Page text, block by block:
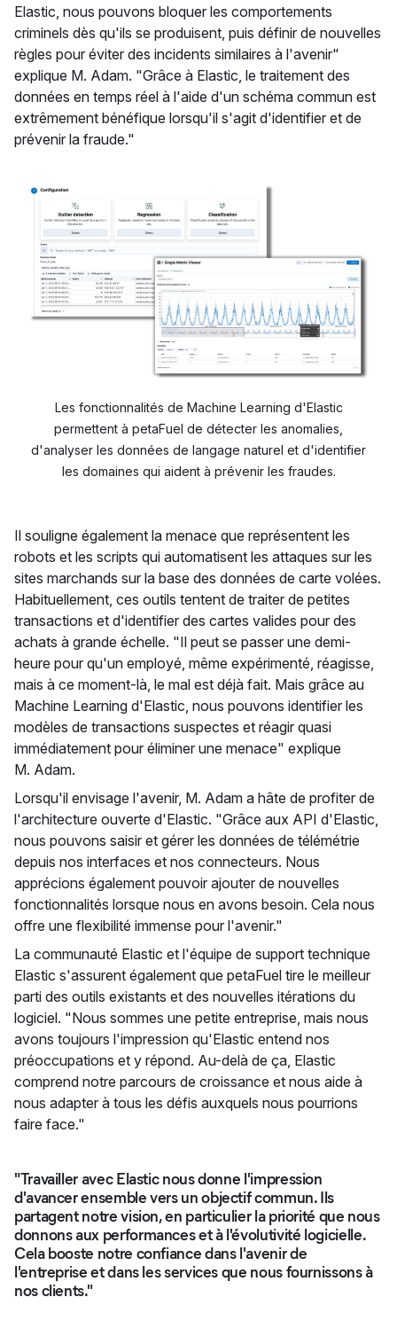
Elastic, nous pouvons bloquer les comportements
criminels dès qu'ils se produisent, puis définir de nouvelles
règles pour éviter des incidents similaires à l'avenir"
explique M. Adam. "Grâce à Elastic, le traitement des
données en temps réel à l'aide d'un schéma commun est
extrêmement bénéfique lorsqu'il s'agit d'identifier et de
prévenir la fraude."
Les fonctionnalités de Machine Learning d'Elastic
permettent à petaFuel de détecter les anomalies,
d'analyser les données de langage naturel et d'identifier
les domaines qui aident à prévenir les fraudes.
Il souligne également la menace que représentent les
robots et les scripts qui automatisent les attaques sur les
sites marchands sur la base des données de carte volées.
Habituellement, ces outils tentent de traiter de petites
transactions et d'identifier des cartes valides pour des
achats à grande échelle. "Il peut se passer une demi-
heure pour qu'un employé, même expérimenté, réagisse,
mais à ce moment-là, le mal est déjà fait. Mais grâce au
Machine Learning d'Elastic, nous pouvons identifier les
modèles de transactions suspectes et réagir quasi
immédiatement pour éliminer une menace" explique
M. Adam.
Lorsqu'il envisage l'avenir, M. Adam a hâte de profiter de
l'architecture ouverte d'Elastic. "Grâce aux API d'Elastic,
nous pouvons saisir et gérer les données de télémétrie
depuis nos interfaces et nos connecteurs. Nous
apprécions également pouvoir ajouter de nouvelles
fonctionnalités lorsque nous en avons besoin. Cela nous
offre une flexibilité immense pour l'avenir."
La communauté Elastic et l'équipe de support technique
Elastic s'assurent également que petaFuel tire le meilleur
parti des outils existants et des nouvelles itérations du
logiciel. "Nous sommes une petite entreprise, mais nous
avons toujours l'impression qu'Elastic entend nos
préoccupations et y répond. Au-delà de ça, Elastic
comprend notre parcours de croissance et nous aide à
nous adapter à tous les défis auxquels nous pourrions
faire face."
"Travailler avec Elastic nous donne l'impression
d'avancer ensemble vers un objectif commun. Ils
partagent notre vision, en particulier la priorité que nous
donnons aux performances et à l'évolutivité logicielle.
Cela booste notre confiance dans l'avenir de
l'entreprise et dans les services que nous fournissons à
nos clients."